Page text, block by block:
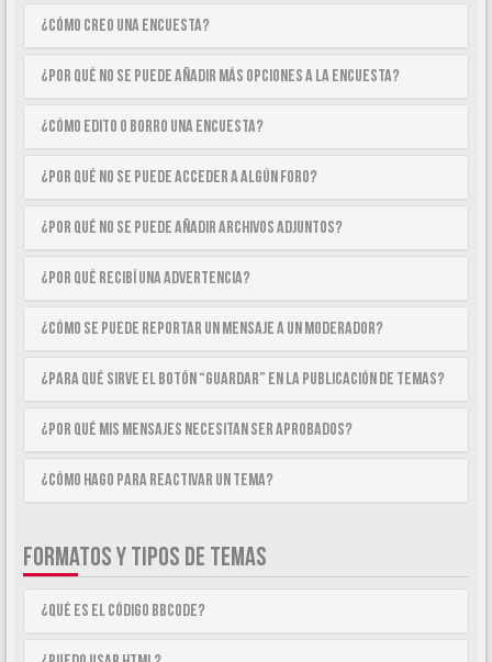
¿Cómo creo una encuesta?
¿Por qué no se puede añadir más opciones a la encuesta?
¿Cómo edito o borro una encuesta?
¿Por qué no se puede acceder a algún foro?
¿Por qué no se puede añadir archivos adjuntos?
¿Por qué recibí una advertencia?
¿Cómo se puede reportar un mensaje a un moderador?
¿Para qué sirve el botón “Guardar” en la publicación de temas?
¿Por qué mis mensajes necesitan ser aprobados?
¿Cómo hago para reactivar un tema?
FORMATOS Y TIPOS DE TEMAS
¿Qué es el código BBCode?